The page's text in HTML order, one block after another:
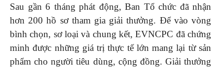
Sau gần 6 tháng phát động, Ban Tổ chức đã nhận
hơn 200 hồ sơ tham gia giải thưởng. Để vào vòng
bình chọn, sơ loại và chung kết, EVNCPC đã chứng
minh được những giá trị thực tế lớn mang lại từ sản
phẩm cho người tiêu dùng, cộng đồng. Giải thưởng